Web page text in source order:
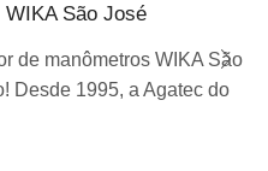
São José
de manômetros WIKA São
Desde 1995, a Agatec do